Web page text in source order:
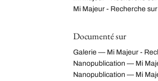
Mi Majeur - Recherche
Documenté sur
Galerie — Mi Majeur -
Nanopublication — Mi
Nanopublication — Mi